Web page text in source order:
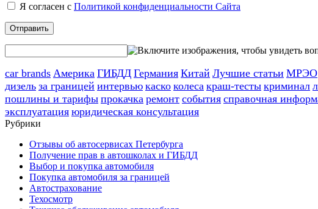
Я согласен с Политикой конфиденциальности Сайта
car brands Америка ГИБДД Германия Китай Лучшие статьи МРЭО
дизель за границей интервью каско колеса краш-тесты криминал
пошлины и тарифы прокачка ремонт события справочная
эксплуатация юридическая консультация
Рубрики
Отзывы об автосервисах Петербурга
Получение прав в автошколах и ГИБДД
Выбор и покупка автомобиля
Покупка автомобиля за границей
Автострахование
Техосмотр